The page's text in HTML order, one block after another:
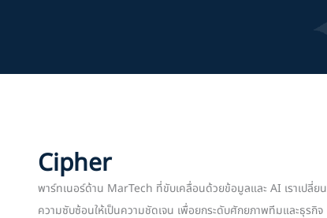
Cipher
พาร์ทเนอร์ด้าน MarTech ที่ขับเคลื่อนด้วยข้อมูลและ AI เราเปลี่ยน
ความซับซ้อนให้เป็นความชัดเจน เพื่อยกระดับศักยภาพทีมและธุรกิจ